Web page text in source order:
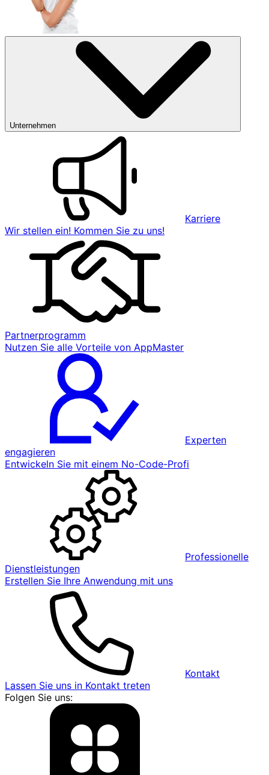
Unternehmen
Karriere
Wir stellen ein! Kommen Sie zu uns!
Partnerprogramm
Nutzen Sie alle Vorteile von AppMaster
Experten
engagieren
Entwickeln Sie mit einem No-Code-Profi
Professionelle
Dienstleistungen
Erstellen Sie Ihre Anwendung mit uns
Kontakt
Lassen Sie uns in Kontakt treten
Folgen Sie uns: